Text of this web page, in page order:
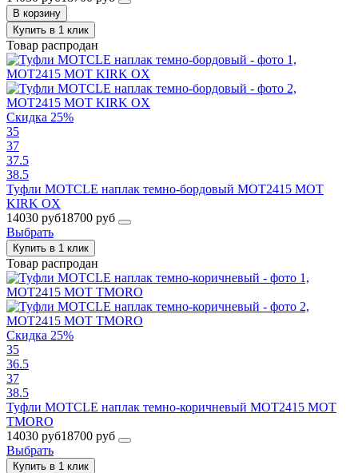
В корзину
Купить в 1 клик
Товар распродан
Скидка 25%
35
37
37.5
38.5
Туфли MOTCLE наплак темно-бордовый MOT2415 MOT
KIRK OX
14030 руб18700 руб
Выбрать
Купить в 1 клик
Товар распродан
Скидка 25%
35
36.5
37
38.5
Туфли MOTCLE наплак темно-коричневый MOT2415 MOT
TMORO
14030 руб18700 руб
Выбрать
Купить в 1 клик